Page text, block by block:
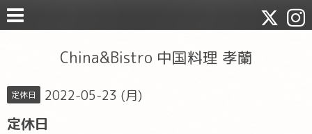
China&Bistro 中国料理 孝蘭
定休日 2022-05-23 (月)
定休日